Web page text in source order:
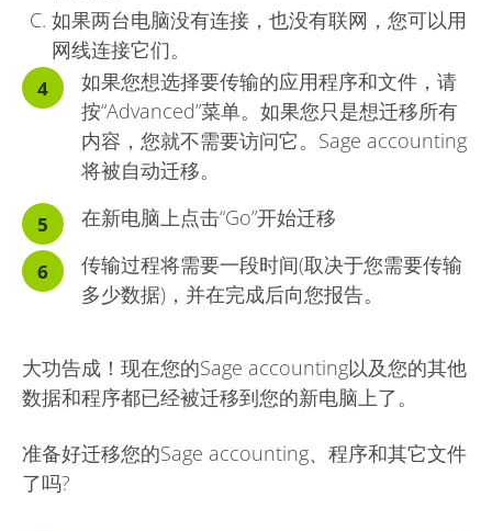
如果两台电脑没有连接，也没有联网，您可以用
网线连接它们。
如果您想选择要传输的应用程序和文件，请
按“Advanced”菜单。如果您只是想迁移所有
内容，您就不需要访问它。Sage accounting
将被自动迁移。
在新电脑上点击“Go”开始迁移
传输过程将需要一段时间(取决于您需要传输
多少数据)，并在完成后向您报告。
大功告成！现在您的Sage accounting以及您的其他
数据和程序都已经被迁移到您的新电脑上了。
准备好迁移您的Sage accounting、程序和其它文件
了吗?